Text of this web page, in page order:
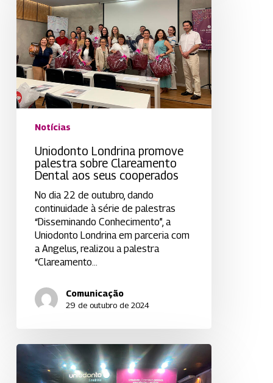
palestra
sobre
Clareamento
Dental
aos
seus
cooperados
Notícias
Uniodonto Londrina promove
palestra sobre Clareamento
Dental aos seus cooperados
No dia 22 de outubro, dando
continuidade à série de palestras
“Disseminando Conhecimento”, a
Uniodonto Londrina em parceria com
a Angelus, realizou a palestra
“Clareamento…
Comunicação
29 de outubro de 2024
Uniodonto
Londrina
Marca